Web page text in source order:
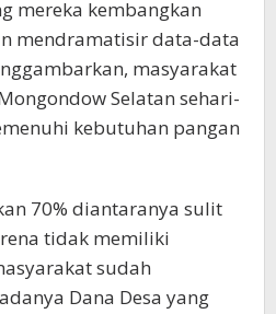
mereka kembangkan
mendramatisir data-data
masyarakat
Selatan sehari-
kebutuhan pangan
70% diantaranya sulit
tidak memiliki
sudah
Dana Desa yang